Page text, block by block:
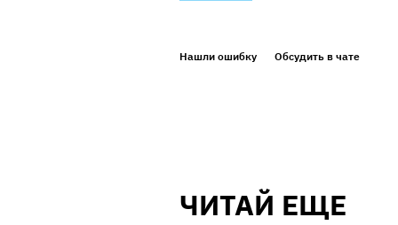
Нашли ошибку Обсудить в чате
ЧИТАЙ ЕЩЕ